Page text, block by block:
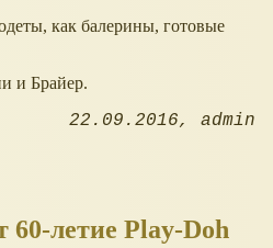
как балерины, готовые
и Брайер.
22.09.2016 admin
60-летие Play-Doh